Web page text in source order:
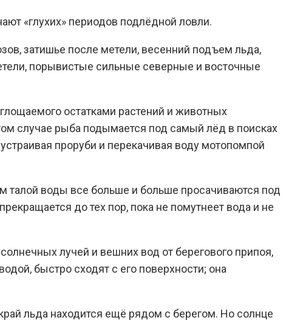
«глухих» периодов подлёдной ловли.
затишье после метели, весенний подъем льда,
порывистые сильные северные и восточные
остатками растений и животных
случае рыба подымается под самый лёд в поисках
проруби и перекачивая воду мотопомпой
талой воды все больше и больше просачиваются под
до тех пор, пока не помутнеет вода и не
лучей и вешних вод от берегового припоя,
быстро сходят с его поверхности; она
льда находится ещё рядом с берегом. Но солнце